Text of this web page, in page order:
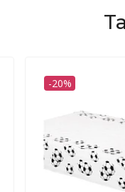
-20%